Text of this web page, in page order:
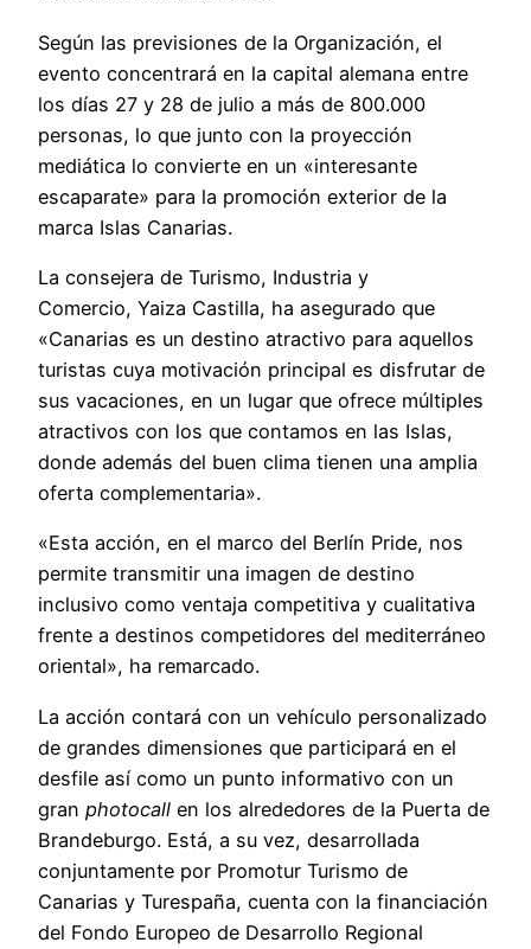
Según las previsiones de la Organización, el
evento concentrará en la capital alemana entre
los días 27 y 28 de julio a más de 800.000
personas, lo que junto con la proyección
mediática lo convierte en un «interesante
escaparate» para la promoción exterior de la
marca Islas Canarias.
La consejera de Turismo, Industria y
Comercio, Yaiza Castilla, ha asegurado que
«Canarias es un destino atractivo para aquellos
turistas cuya motivación principal es disfrutar de
sus vacaciones, en un lugar que ofrece múltiples
atractivos con los que contamos en las Islas,
donde además del buen clima tienen una amplia
oferta complementaria».
«Esta acción, en el marco del Berlín Pride, nos
permite transmitir una imagen de destino
inclusivo como ventaja competitiva y cualitativa
frente a destinos competidores del mediterráneo
oriental», ha remarcado.
La acción contará con un vehículo personalizado
de grandes dimensiones que participará en el
desfile así como un punto informativo con un
gran photocall en los alrededores de la Puerta de
Brandeburgo. Está, a su vez, desarrollada
conjuntamente por Promotur Turismo de
Canarias y Turespaña, cuenta con la financiación
del Fondo Europeo de Desarrollo Regional